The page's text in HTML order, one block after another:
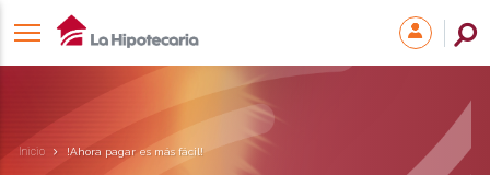
Inicio !Ahora pagar es más fácil!